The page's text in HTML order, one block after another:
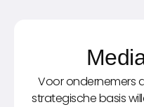
Voor ondernemers
strategische basis